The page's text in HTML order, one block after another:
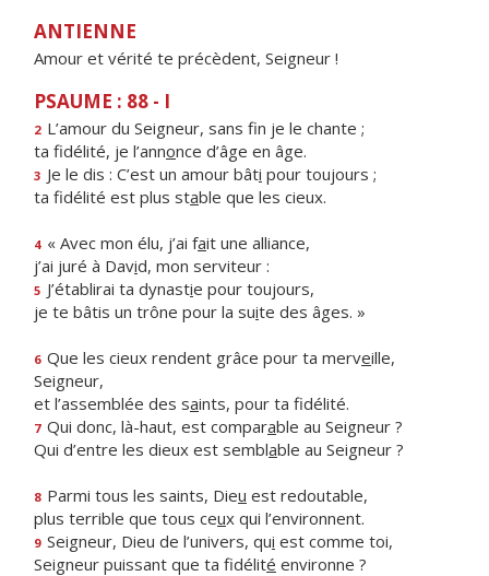
ANTIENNE
Amour et vérité te précèdent, Seigneur !
PSAUME : 88 - I
2 L’amour du Seigneur, sans fn je le chante ;
ta fidélité, je l’annonce d’âge en âge.
3 Je le dis : C’est un amour bâti pour toujours ;
ta fidélité est plus stable que les cieux.
4 « Avec mon élu, j’ai fait une alliance,
j’ai juré à David, mon serviteur :
5 J’établirai ta dynastie pour toujours,
je te bâtis un trône pour la suite des âges. »
6 Que les cieux rendent grâce pour ta merveille,
Seigneur,
et l’assemblée des saints, pour ta fidélité.
7 Qui donc, là-haut, est comparable au Seigneur ?
Qui d’entre les dieux est semblable au Seigneur ?
8 Parmi tous les saints, Dieu est redoutable,
plus terrible que tous ceux qui l’environnent.
9 Seigneur, Dieu de l’univers, qui est comme toi,
Seigneur puissant que ta fidélité environne ?